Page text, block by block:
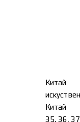
Китай
Китай
35, 36,